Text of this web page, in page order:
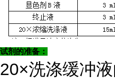
试剂的准备：
20×洗涤缓冲